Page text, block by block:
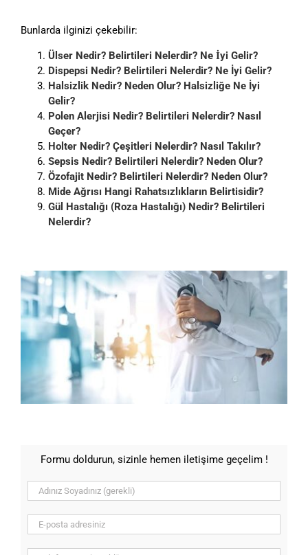
Bunlarda ilginizi çekebilir:
Ülser Nedir? Belirtileri Nelerdir? Ne İyi Gelir?
Dispepsi Nedir? Belirtileri Nelerdir? Ne İyi Gelir?
Halsizlik Nedir? Neden Olur? Halsizliğe Ne İyi
Gelir?
Polen Alerjisi Nedir? Belirtileri Nelerdir? Nasıl
Geçer?
Holter Nedir? Çeşitleri Nelerdir? Nasıl Takılır?
Sepsis Nedir? Belirtileri Nelerdir? Neden Olur?
Özofajit Nedir? Belirtileri Nelerdir? Neden Olur?
Mide Ağrısı Hangi Rahatsızlıkların Belirtisidir?
Gül Hastalığı (Roza Hastalığı) Nedir? Belirtileri
Nelerdir?
Formu doldurun, sizinle hemen iletişime geçelim !